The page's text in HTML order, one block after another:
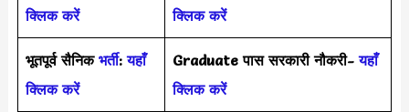
क्लिक करें
क्लिक करें
भूतपूर्व सैनिक भर्ती: यहाँ
क्लिक करें
Graduate पास सरकारी नौकरी- यहाँ
क्लिक करें